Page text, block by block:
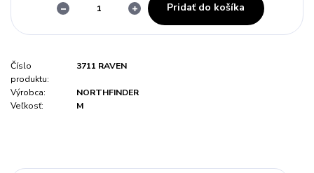
Pridať do košíka
Číslo
produktu:
3711 RAVEN
Výrobca:
NORTHFINDER
Veľkosť:
M